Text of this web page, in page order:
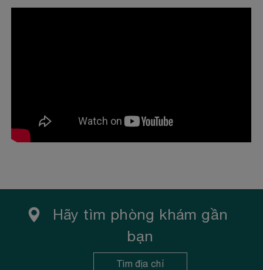
Xem thêm
Hãy tìm phòng khám gần
bạn
Tìm địa chỉ